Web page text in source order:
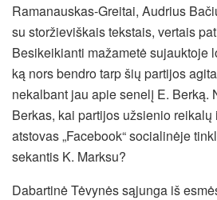
Ramanauskas-Greitai, Audrius
su storžieviškais tekstais, vertais
Besikeikianti mažametė sujauktoje
ką nors bendro tarp šių partijos
nekalbant jau apie senelį E. Berką.
Berkas, kai partijos užsienio
atstovas „Facebook“ socialinėje
sekantis K. Marksu?
Dabartinė Tėvynės sąjunga iš